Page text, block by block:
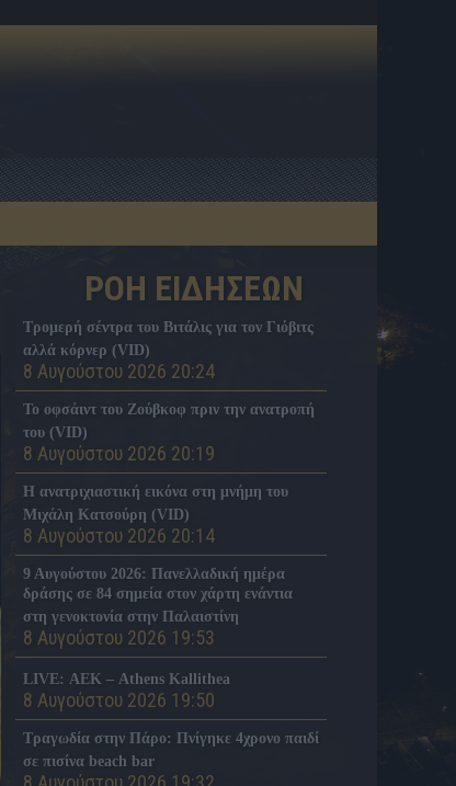
ΡΟΗ ΕΙΔΗΣΕΩΝ
Τρομερή σέντρα του Βιτάλις για τον Γιόβιτς
αλλά κόρνερ (VID)
8 Αυγούστου 2026 20:24
Το οφσάιντ του Ζούβκοφ πριν την ανατροπή
του (VID)
8 Αυγούστου 2026 20:19
Η ανατριχιαστική εικόνα στη μνήμη του
Μιχάλη Κατσούρη (VID)
8 Αυγούστου 2026 20:14
9 Αυγούστου 2026: Πανελλαδική ημέρα
δράσης σε 84 σημεία στον χάρτη ενάντια
στη γενοκτονία στην Παλαιστίνη
8 Αυγούστου 2026 19:53
LIVE: ΑΕΚ – Athens Kallithea
8 Αυγούστου 2026 19:50
Τραγωδία στην Πάρο: Πνίγηκε 4χρονο παιδί
σε πισίνα beach bar